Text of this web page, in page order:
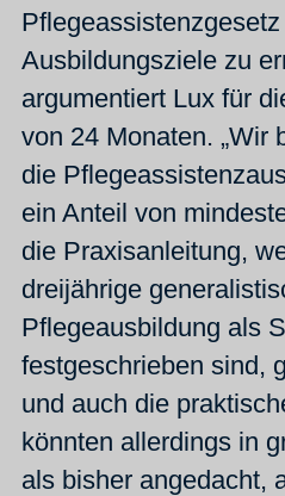
Ausbildungsziele zu
argumentiert Lux für
von 24 Monaten. „Wir
die
ein Anteil von
die Praxisanleitung,
dreijährige
Pflegeausbildung als
festgeschrieben sind,
und auch die
könnten allerdings in
als bisher angedacht,